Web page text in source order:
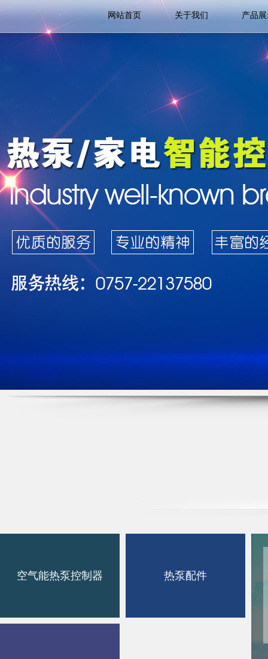
网站首页 关于我们 产品
空气能热泵控制器 热泵配件